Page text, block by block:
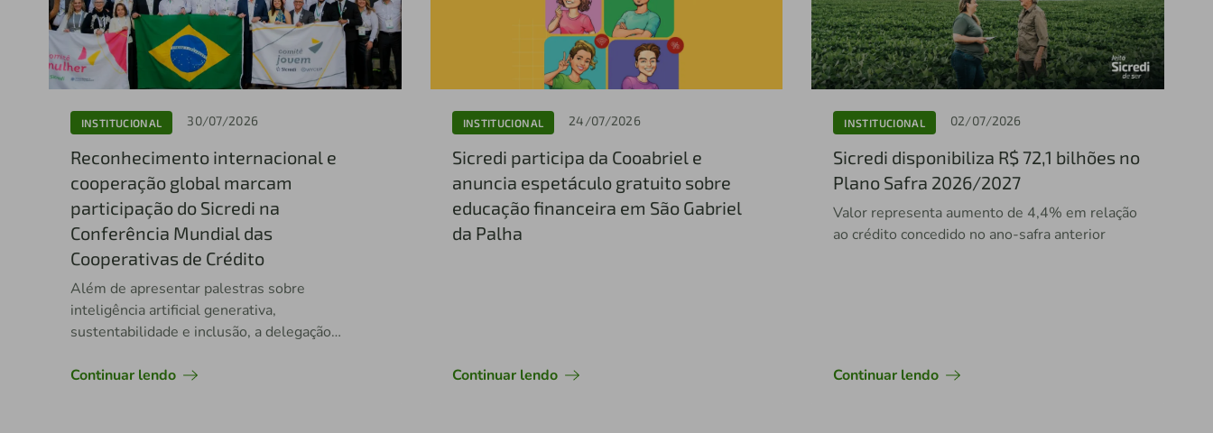
INSTITUCIONAL 30/07/2026
Reconhecimento internacional e
cooperação global marcam
participação do Sicredi na
Conferência Mundial das
Cooperativas de Crédito
Além de apresentar palestras sobre
inteligência artificial generativa,
sustentabilidade e inclusão, a delegação
internacionalmente
Continuar lendo
INSTITUCIONAL 24/07/2026
Sicredi participa da Cooabriel e
anuncia espetáculo gratuito sobre
educação financeira em São Gabriel
da Palha
Continuar lendo
INSTITUCIONAL 02/07/2026
Sicredi disponibiliza R$ 72,1 bilhões no
Plano Safra 2026/2027
Valor representa aumento de 4,4% em relação
ao crédito concedido no ano-safra anterior
Continuar lendo